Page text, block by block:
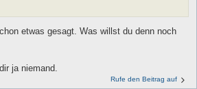
etwas gesagt. Was willst du denn noch
ja niemand.
Rufe den Beitrag auf